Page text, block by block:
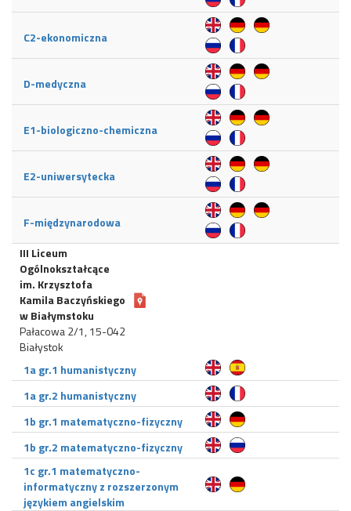
C2-ekonomiczna
D-medyczna
E1-biologiczno-chemiczna
E2-uniwersytecka
F-międzynarodowa
III Liceum
Ogólnokształcące
im. Krzysztofa
Kamila Baczyńskiego
w Białymstoku
Pałacowa 2/1, 15-042
Białystok
1a gr.1 humanistyczny
1a gr.2 humanistyczny
1b gr.1 matematyczno-fizyczny
1b gr.2 matematyczno-fizyczny
1c gr.1 matematyczno-
informatyczny z rozszerzonym
językiem angielskim